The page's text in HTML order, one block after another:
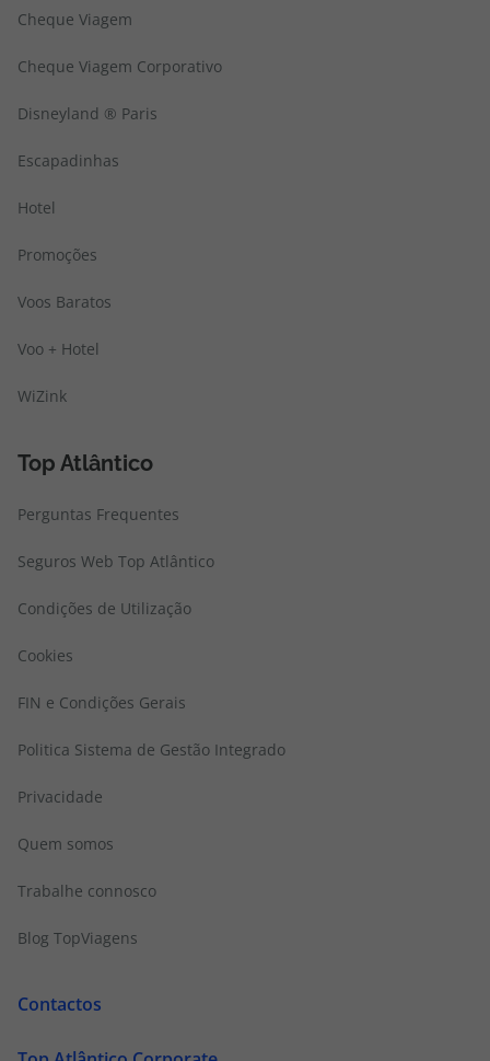
Cheque Viagem
Cheque Viagem Corporativo
Disneyland ® Paris
Escapadinhas
Hotel
Promoções
Voos Baratos
Voo + Hotel
WiZink
Top Atlântico
Perguntas Frequentes
Seguros Web Top Atlântico
Condições de Utilização
Cookies
FIN e Condições Gerais
Politica Sistema de Gestão Integrado
Privacidade
Quem somos
Trabalhe connosco
Blog TopViagens
Contactos